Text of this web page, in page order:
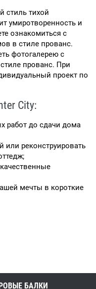
стиль тихой
умиротворенность и
ознакомиться с
в стиле прованс.
фотогалерею с
прованс. При
проект по
City:
работ до сдачи дома
реконструировать
мечты в короткие
БАЛКИ